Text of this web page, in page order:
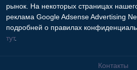
рынок. На некоторых страницах
реклама Google Adsense Advertising
подробней о правилах
тут.
Контакты